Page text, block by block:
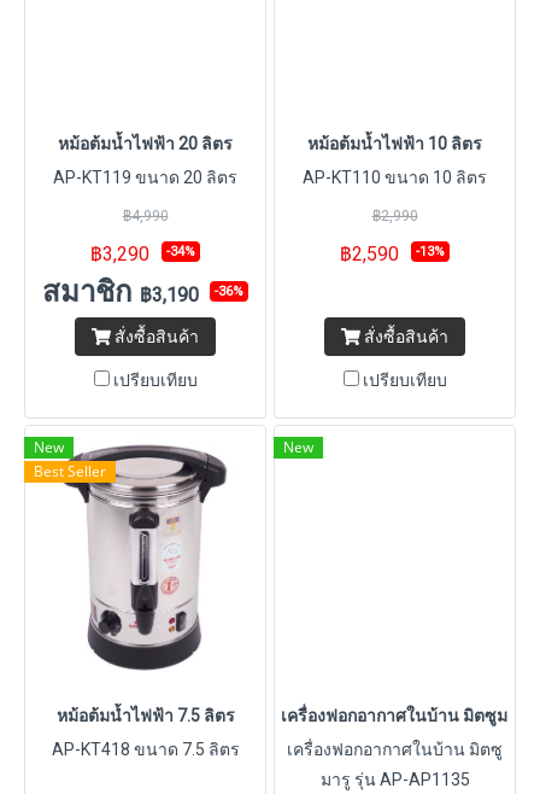
หม้อต้มน้ำไฟฟ้า 20 ลิตร
AP-KT119 ขนาด 20 ลิตร
฿4,990
฿3,290 -34%
สมาชิก ฿3,190 -36%
สั่งซื้อสินค้า
เปรียบเทียบ
หม้อต้มน้ำไฟฟ้า 10 ลิตร
AP-KT110 ขนาด 10 ลิตร
฿2,990
฿2,590 -13%
สั่งซื้อสินค้า
เปรียบเทียบ
New
Best Seller
หม้อต้มน้ำไฟฟ้า 7.5 ลิตร
AP-KT418 ขนาด 7.5 ลิตร
New
เครื่องฟอกอากาศในบ้าน มิตซูมารู
เครื่องฟอกอากาศในบ้าน มิตซู
มารู รุ่น AP-AP1135